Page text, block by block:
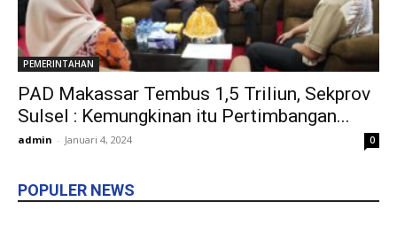
PEMERINTAHAN
PAD Makassar Tembus 1,5 Triliun, Sekprov
Sulsel : Kemungkinan itu Pertimbangan...
admin - Januari 4, 2024 0
POPULER NEWS